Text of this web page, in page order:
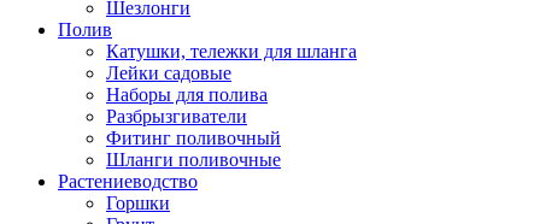
Шезлонги
Полив
Катушки, тележки для шланга
Лейки садовые
Наборы для полива
Разбрызгиватели
Фитинг поливочный
Шланги поливочные
Растениеводство
Горшки